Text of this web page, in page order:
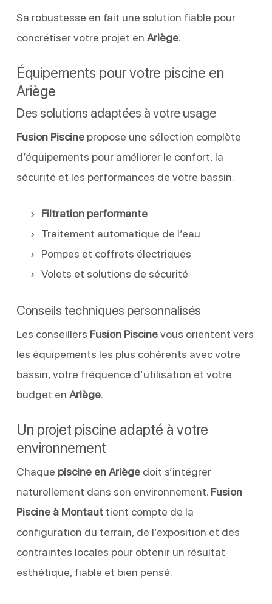
Sa robustesse en fait une solution fiable pour
concrétiser votre projet en Ariège.
Équipements pour votre piscine en
Ariège
Des solutions adaptées à votre usage
Fusion Piscinepropose une sélection complète
d’équipements pour améliorer le confort, la
sécurité et les performances de votre bassin.
Filtration performante
Traitement automatique de l’eau
Pompes et coffrets électriques
Volets et solutions de sécurité
Conseils techniques personnalisés
Les conseillers Fusion Piscinevous orientent vers
les équipements les plus cohérents avec votre
bassin, votre fréquence d’utilisation et votre
budget en Ariège.
Un projet piscine adapté à votre
environnement
Chaque piscine en Ariègedoit s’intégrer
naturellement dans son environnement. Fusion
Piscine à Montauttient compte de la
configuration du terrain, de l’exposition et des
contraintes locales pour obtenir un résultat
esthétique, fiable et bien pensé.